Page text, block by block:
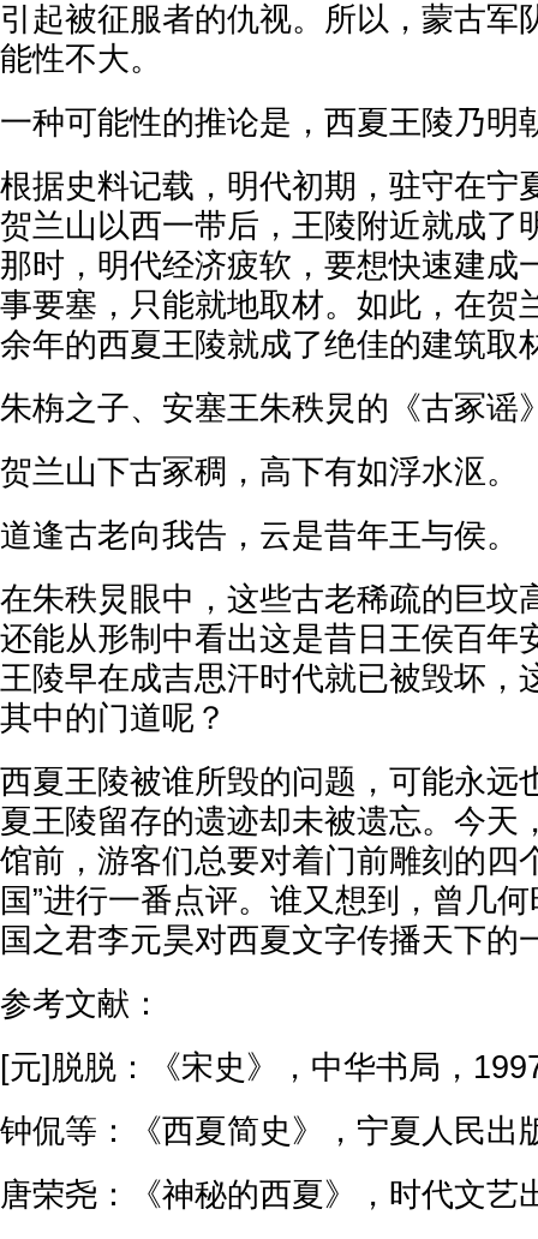
引起被征服者的仇视。所以，蒙古军
能性不大。
一种可能性的推论是，西夏王陵乃明
根据史料记载，明代初期，驻守在宁
贺兰山以西一带后，王陵附近就成了
那时，明代经济疲软，要想快速建成
事要塞，只能就地取材。如此，在贺
余年的西夏王陵就成了绝佳的建筑取
朱栴之子、安塞王朱秩炅的《古冢谣
贺兰山下古冢稠，高下有如浮水沤。
道逢古老向我告，云是昔年王与侯。
在朱秩炅眼中，这些古老稀疏的巨坟
还能从形制中看出这是昔日王侯百年
王陵早在成吉思汗时代就已被毁坏，
其中的门道呢？
西夏王陵被谁所毁的问题，可能永远
夏王陵留存的遗迹却未被遗忘。今天
馆前，游客们总要对着门前雕刻的四
国”进行一番点评。谁又想到，曾几
国之君李元昊对西夏文字传播天下的
参考文献：
[元]脱脱：《宋史》，中华书局，
钟侃等：《西夏简史》，宁夏人民出
唐荣尧：《神秘的西夏》，时代文艺